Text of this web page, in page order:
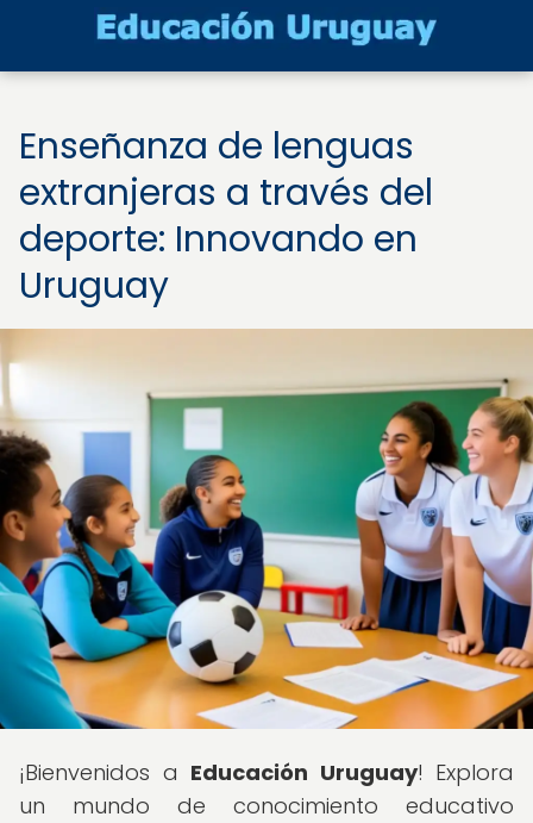
Enseñanza de lenguas
extranjeras a través del
deporte: Innovando en
Uruguay
¡Bienvenidos a Educación Uruguay! Explora
un mundo de conocimiento educativo